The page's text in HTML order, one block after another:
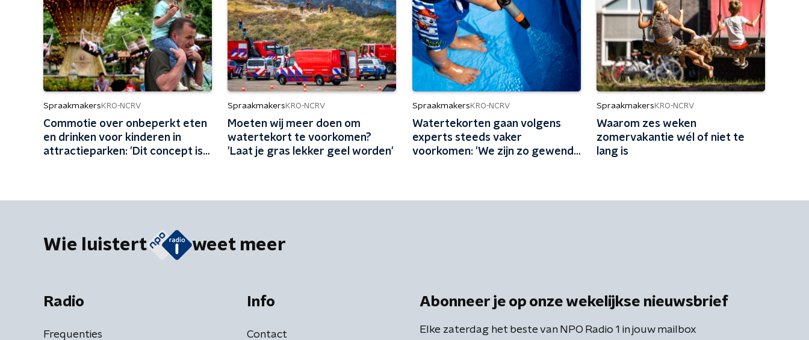
Spraakmakers KRO-NCRV
Commotie over onbeperkt eten
en drinken voor kinderen in
attractieparken: 'Dit concept is
Spraakmakers KRO-NCRV
Moeten wij meer doen om
watertekort te voorkomen?
'Laat je gras lekker geel worden'
Spraakmakers KRO-NCRV
Watertekorten gaan volgens
experts steeds vaker
voorkomen: 'We zijn zo gewend
Spraakmakers KRO-NCRV
Waarom zes weken
zomervakantie wél of niet te
lang is
Wie luistert weet meer
Radio
Frequenties
Info
Contact
Abonneer je op onze wekelijkse nieuwsbrief
Elke zaterdag het beste van NPO Radio 1 in jouw mailbox